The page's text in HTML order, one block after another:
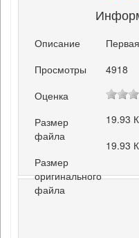
Описание
Просмотры
4918
Оценка
Размер
файла
19.93
Размер
оригинального
файла
19.93